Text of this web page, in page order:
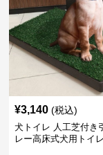
¥3,140 (税込)
犬トイレ 人工芝付き
レー高床式犬用トイレ